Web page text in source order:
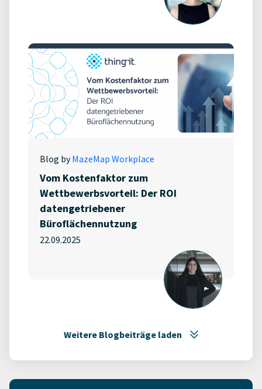
Blog byMazeMap Workplace
Vom Kostenfaktor zum
Wettbewerbsvorteil: Der ROI
datengetriebener
Büroflächennutzung
22.09.2025
Weitere Blogbeiträge laden